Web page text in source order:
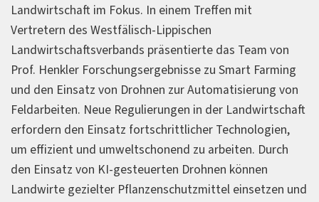
Landwirtschaft im Fokus. In einem Treffen mit
Vertretern des Westfälisch-Lippischen
Landwirtschaftsverbands präsentierte das Team von
Prof. Henkler Forschungsergebnisse zu Smart Farming
und den Einsatz von Drohnen zur Automatisierung von
Feldarbeiten. Neue Regulierungen in der Landwirtschaft
erfordern den Einsatz fortschrittlicher Technologien,
um effizient und umweltschonend zu arbeiten. Durch
den Einsatz von KI-gesteuerten Drohnen können
Landwirte gezielter Pflanzenschutzmittel einsetzen und